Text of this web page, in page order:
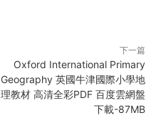
下一篇
Oxford International Primary
Geography 英國牛津國際小學地
理教材 高清全彩PDF 百度雲網盤
下載-87MB